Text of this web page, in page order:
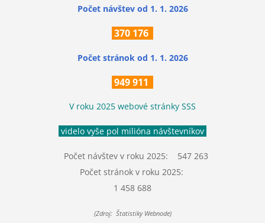
Počet návštev od 1. 1. 2026
370 176
Počet stránok od 1. 1. 2026
949 911
V roku 2025 webové stránky SSS
videlo vyše pol milióna návštevníkov
Počet návštev v roku 2025: 547 263
Počet stránok v roku 2025:
1 458 688
(Zdroj: Štatistiky Webnode)